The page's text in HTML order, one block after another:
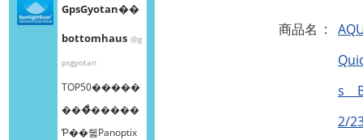
GpsGyotan��
bottomhaus @g
psgyotan
TOP50�����
���ͤ�����
Ƥ��줿Panoptix
商品名 :
s
2/